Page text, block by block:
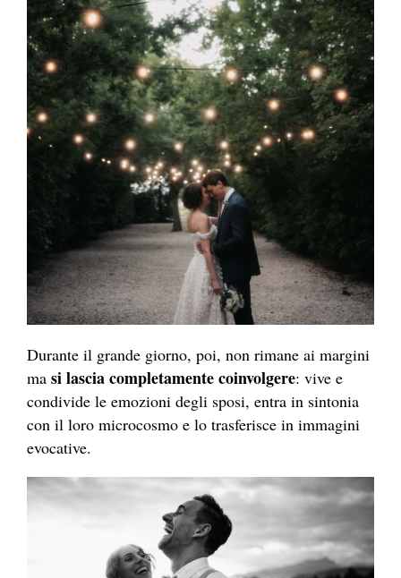
Durante il grande giorno, poi, non rimane ai margini
ma si lascia completamente coinvolgere: vive e
condivide le emozioni degli sposi, entra in sintonia
con il loro microcosmo e lo trasferisce in immagini
evocative.